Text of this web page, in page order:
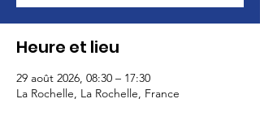
Heure et lieu
29 août 2026, 08:30 – 17:30
La Rochelle, La Rochelle, France